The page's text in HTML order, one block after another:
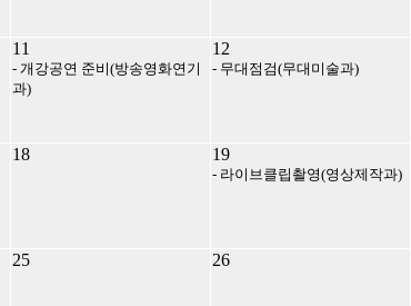
11
- 개강공연 준비(방송영화연기
과)
12
- 무대점검(무대미술과)
18 19
- 라이브클립촬영(영상제작과)
25 26